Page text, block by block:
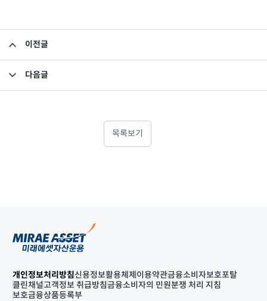
이전글
다음글
목록보기
개인정보처리방침신용정보활용체제 이용약관금융소비자보호포탈
클린채널고객정보 취급방침금융소비자의 민원분쟁 처리 지침
보호금융상품등록부